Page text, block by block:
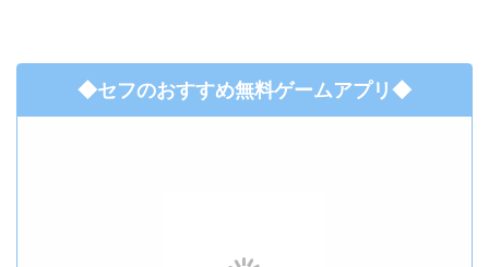
◆セフのおすすめ無料ゲームアプリ◆